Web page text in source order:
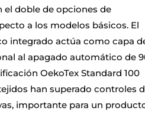
el doble de opciones de
a los modelos básicos. El
integrado actúa como capa
al apagado automático de
OekoTex Standard 100
han superado controles
importante para un